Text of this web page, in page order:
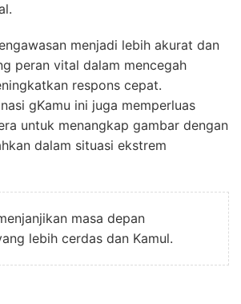
menjadi lebih akurat dan
peran vital dalam mencegah
respons cepat.
gKamu ini juga memperluas
untuk menangkap gambar dengan
dalam situasi ekstrem
masa depan
lebih cerdas dan Kamul.